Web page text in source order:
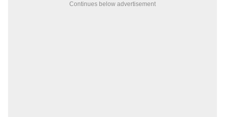
Continues below advertisement